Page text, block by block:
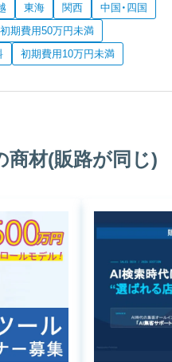
東海 関西
中国・四国
初期費用50万円未満
初期費用10万円未満
材(販路が同じ)